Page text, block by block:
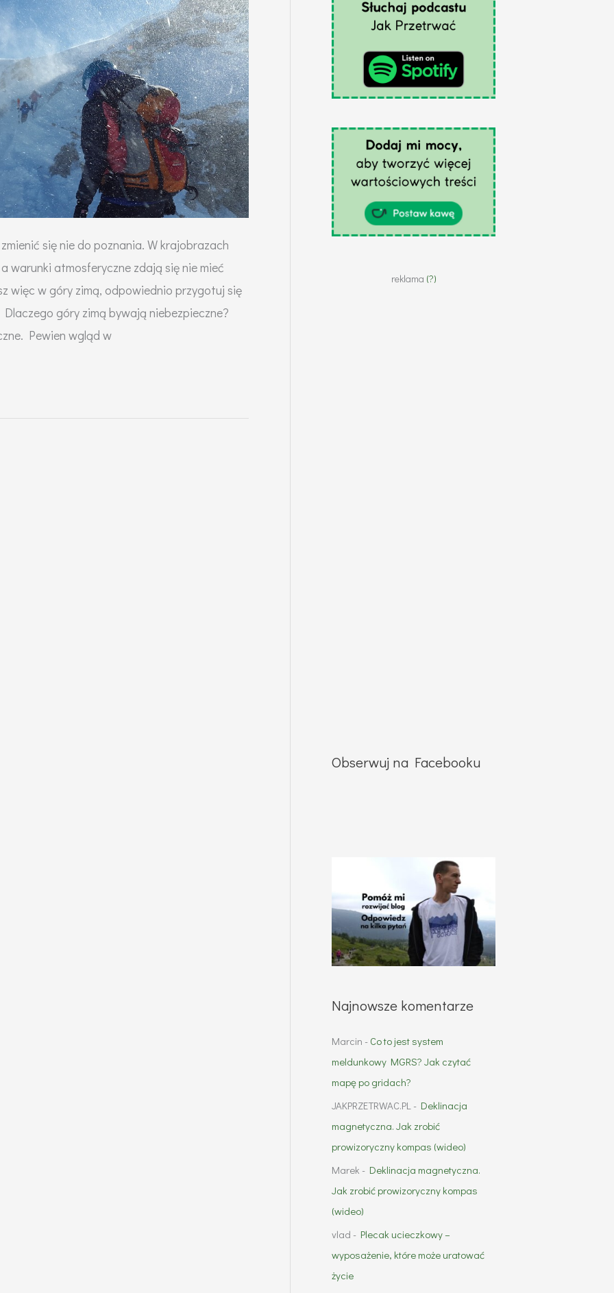
się nie do poznania. W krajobrazach
warunki atmosferyczne zdają się nie mieć
więc w góry zimą, odpowiednio przygotuj się
góry zimą bywają niebezpieczne?
Pewien wgląd w
reklama (?)
Obserwuj na Facebooku
Najnowsze komentarze
Marcin - Co to jest system
meldunkowy MGRS? Jak czytać
mapę po gridach?
JAKPRZETRWAC.PL - Deklinacja
magnetyczna. Jak zrobić
prowizoryczny kompas (wideo)
Marek - Deklinacja magnetyczna.
Jak zrobić prowizoryczny kompas
(wideo)
vlad - Plecak ucieczkowy –
wyposażenie, które może uratować
życie